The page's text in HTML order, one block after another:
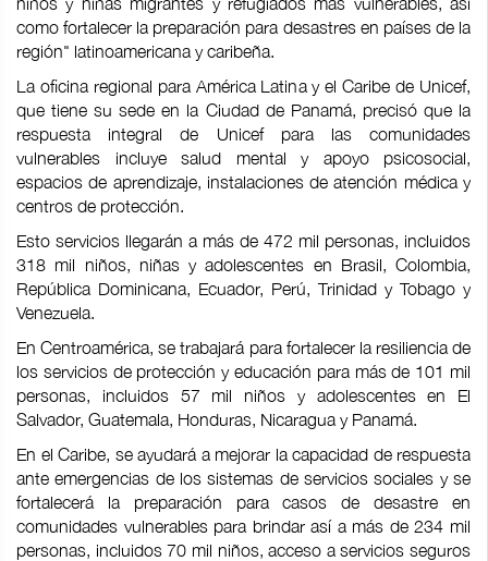
como fortalecer la preparación para desastres en países de la
región" latinoamericana y caribeña.
La oficina regional para América Latina y el Caribe de Unicef,
que tiene su sede en la Ciudad de Panamá, precisó que la
respuesta integral de Unicef para las comunidades
vulnerables incluye salud mental y apoyo psicosocial,
espacios de aprendizaje, instalaciones de atención médica y
centros de protección.
Esto servicios llegarán a más de 472 mil personas, incluidos
318 mil niños, niñas y adolescentes en Brasil, Colombia,
República Dominicana, Ecuador, Perú, Trinidad y Tobago y
Venezuela.
En Centroamérica, se trabajará para fortalecer la resiliencia de
los servicios de protección y educación para más de 101 mil
personas, incluidos 57 mil niños y adolescentes en El
Salvador, Guatemala, Honduras, Nicaragua y Panamá.
En el Caribe, se ayudará a mejorar la capacidad de respuesta
ante emergencias de los sistemas de servicios sociales y se
fortalecerá la preparación para casos de desastre en
comunidades vulnerables para brindar así a más de 234 mil
personas, incluidos 70 mil niños, acceso a servicios seguros